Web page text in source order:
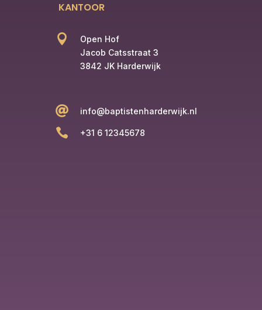
KANTOOR

Open Hof
Jacob Catsstraat 3
3842 JK Harderwijk
 info@baptistenharderwijk.nl
 +31 6 12345678